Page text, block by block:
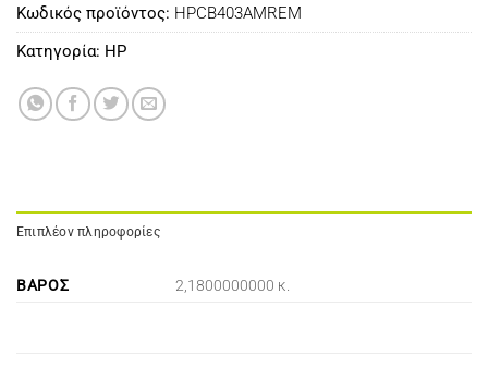
Κωδικός προϊόντος: HPCB403AMREM
Κατηγορία: HP
Επιπλέον πληροφορίες
ΒΆΡΟΣ 2,1800000000 κ.